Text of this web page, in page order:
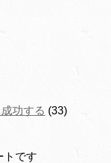
功する (33)
トです